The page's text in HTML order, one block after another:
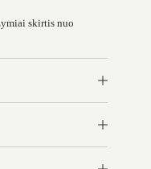
skirtis nuo